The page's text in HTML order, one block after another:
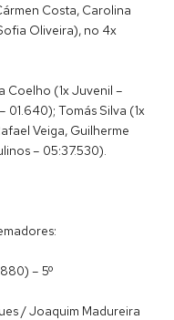
Costa, Carolina
Oliveira), no 4x
Coelho (1x Juvenil –
01.640); Tomás Silva (1x
Veiga, Guilherme
– 05:37.530).
– 5º
/ Joaquim Madureira